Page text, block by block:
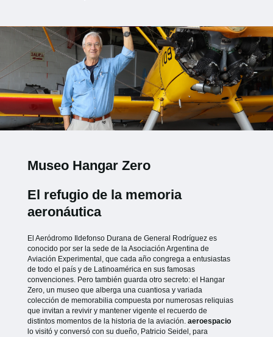
Museo Hangar Zero
El refugio de la memoria
aeronáutica
El Aeródromo Ildefonso Durana de General Rodríguez es
conocido por ser la sede de la Asociación Argentina de
Aviación Experimental, que cada año congrega a entusiastas
de todo el país y de Latinoamérica en sus famosas
convenciones. Pero también guarda otro secreto: el Hangar
Zero, un museo que alberga una cuantiosa y variada
colección de memorabilia compuesta por numerosas reliquias
que invitan a revivir y mantener vigente el recuerdo de
distintos momentos de la historia de la aviación. aeroespacio
lo visitó y conversó con su dueño, Patricio Seidel, para